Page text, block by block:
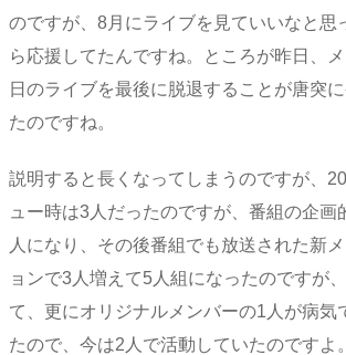
のですが、8月にライブを見ていいなと思
ら応援してたんですね。ところが昨日、
日のライブを最後に脱退することが唐突
たのですね。
説明すると長くなってしまうのですが、
ュー時は3人だったのですが、番組の企画
人になり、その後番組でも放送された新
ョンで3人増えて5人組になったのですが
て、更にオリジナルメンバーの1人が病気
たので、今は2人で活動していたのですよ